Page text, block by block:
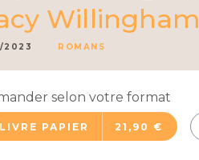
Willingham
2023 ROMANS
selon votre format
LIVRE PAPIER 21,90 €